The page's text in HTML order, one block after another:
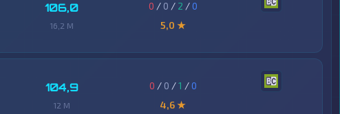
106,0
16,2 M
0 / 0 / 2 /0
5,0 ★
104,9
12 M
0 / 0 /1 /0
4,6 ★